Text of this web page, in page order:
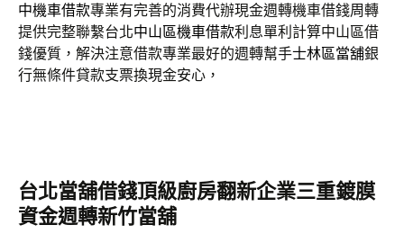
中機車借款專業有完善的消費代辦現金週轉機車借錢周轉
提供完整聯繫台北中山區機車借款利息單利計算中山區借
錢優質，解決注意借款專業最好的週轉幫手士林區當舖銀
行無條件貸款支票換現金安心，
台北當舖借錢頂級廚房翻新企業三重鍍膜
資金週轉新竹當舖